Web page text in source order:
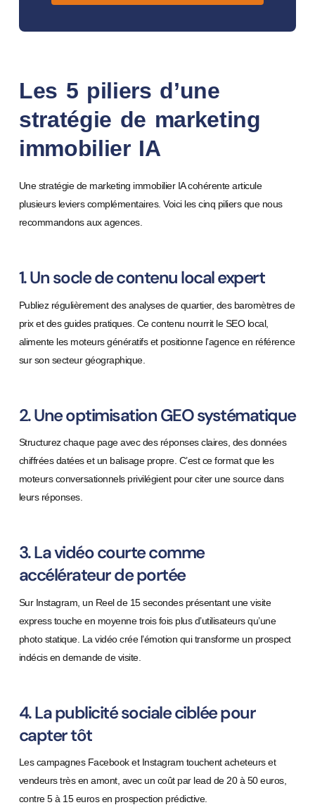
Les 5 piliers d’une
stratégie de marketing
immobilier IA
Une stratégie de marketing immobilier IA cohérente articule
plusieurs leviers complémentaires. Voici les cinq piliers que nous
recommandons aux agences.
1. Un socle de contenu local expert
Publiez régulièrement des analyses de quartier, des baromètres de
prix et des guides pratiques. Ce contenu nourrit le SEO local,
alimente les moteurs génératifs et positionne l’agence en référence
sur son secteur géographique.
2. Une optimisation GEO systématique
Structurez chaque page avec des réponses claires, des données
chiffrées datées et un balisage propre. C’est ce format que les
moteurs conversationnels privilégient pour citer une source dans
leurs réponses.
3. La vidéo courte comme
accélérateur de portée
Sur Instagram, un Reel de 15 secondes présentant une visite
express touche en moyenne trois fois plus d’utilisateurs qu’une
photo statique. La vidéo crée l’émotion qui transforme un prospect
indécis en demande de visite.
4. La publicité sociale ciblée pour
capter tôt
Les campagnes Facebook et Instagram touchent acheteurs et
vendeurs très en amont, avec un coût par lead de 20 à 50 euros,
contre 5 à 15 euros en prospection prédictive.